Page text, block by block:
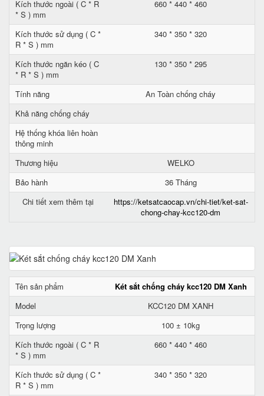
Kích thước ngoài ( C * R
* S ) mm
660 * 440 * 460
Kích thước sử dụng ( C *
R * S ) mm
340 * 350 * 320
Kích thước ngăn kéo ( C
* R * S ) mm
130 * 350 * 295
Tính năng
An Toàn chống cháy
Khả năng chống cháy
Hệ thống khóa liên hoàn
thông minh
Thương hiệu
WELKO
Bảo hành
36 Tháng
Chi tiết xem thêm tại
https://ketsatcaocap.vn/chi-tiet/ket-sat-
chong-chay-kcc120-dm
Tên sản phẩm
Két sắt chống cháy kcc120 DM Xanh
Model
KCC120 DM XANH
Trọng lượng
100 ± 10kg
Kích thước ngoài ( C * R
* S ) mm
660 * 440 * 460
Kích thước sử dụng ( C *
R * S ) mm
340 * 350 * 320